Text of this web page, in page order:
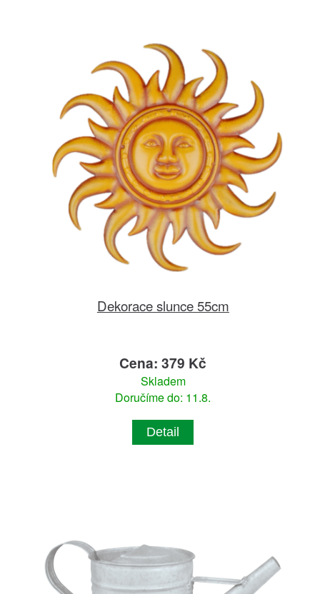
Dekorace slunce 55cm
Cena: 379 Kč
Skladem
Doručíme do: 11.8.
Detail